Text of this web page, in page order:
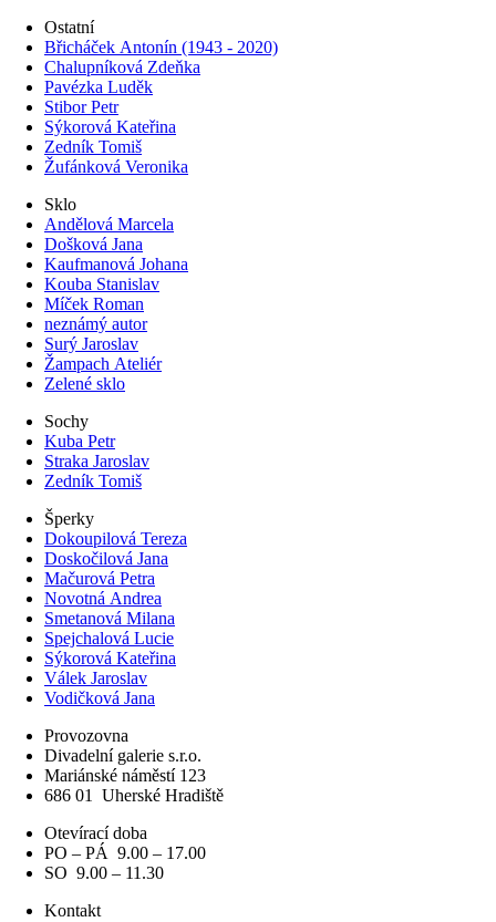
Ostatní
Břicháček Antonín (1943 - 2020)
Chalupníková Zdeňka
Pavézka Luděk
Stibor Petr
Sýkorová Kateřina
Zedník Tomiš
Žufánková Veronika
Sklo
Andělová Marcela
Došková Jana
Kaufmanová Johana
Kouba Stanislav
Míček Roman
neznámý autor
Surý Jaroslav
Žampach Ateliér
Zelené sklo
Sochy
Kuba Petr
Straka Jaroslav
Zedník Tomiš
Šperky
Dokoupilová Tereza
Doskočilová Jana
Mačurová Petra
Novotná Andrea
Smetanová Milana
Spejchalová Lucie
Sýkorová Kateřina
Válek Jaroslav
Vodičková Jana
Provozovna
Divadelní galerie s.r.o.
Mariánské náměstí 123
686 01
Uherské Hradiště
Otevírací doba
PO – PÁ 9.00 – 17.00
SO 9.00 – 11.30
Kontakt